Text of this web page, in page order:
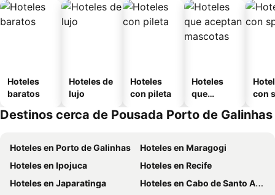
Hoteles
baratos
Hoteles de
lujo
Hoteles
con pileta
Hoteles
que
mascotas
con
Destinos cerca de Pousada Porto de Galinhas
Hoteles en Porto de Galinhas
Hoteles en Maragogi
Hoteles en Ipojuca
Hoteles en Recife
Hoteles en Japaratinga
Hoteles en Cabo de Santo Agostinho